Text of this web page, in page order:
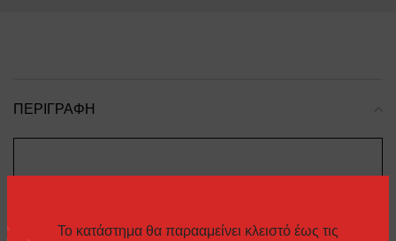
Το κατάστημα θα παρααμείνει κλειστό έως τις
ΠΕΡΙΓΡΑΦΉ